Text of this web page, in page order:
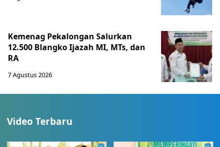
Kemenag Pekalongan Salurkan
12.500 Blangko Ijazah MI, MTs, dan
RA
7 Agustus 2026
Video Terbaru